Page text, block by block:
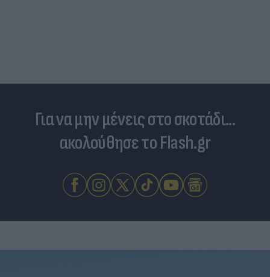
Για να μην μένεις στο σκοτάδι...
ακολούθησε το Flash.gr